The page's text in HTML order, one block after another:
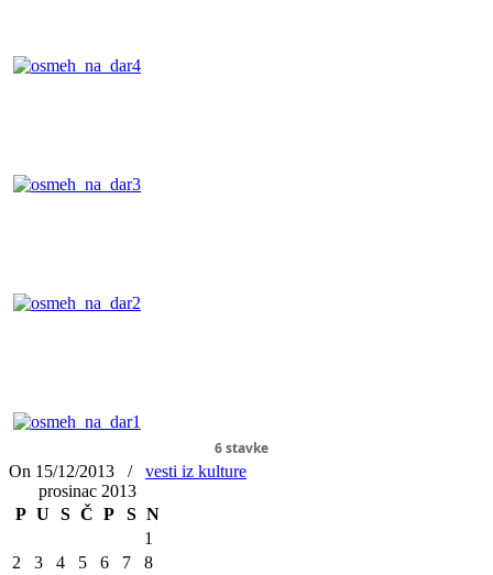
6 stavke
On 15/12/2013
/
vesti iz kulture
prosinac 2013
P U S Č P S N
1
2
3 4 5 6 7
8